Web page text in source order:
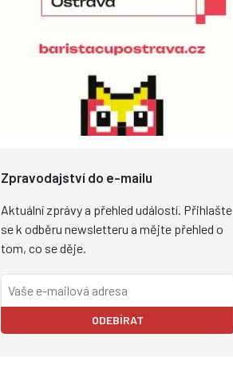
Zpravodajství do e-mailu
Aktuální zprávy a přehled událostí. Přihlašte
se k odběru newsletteru a mějte přehled o
tom, co se děje.
ODEBÍRAT